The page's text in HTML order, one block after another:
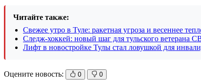
Читайте также:
Свежее утро в Туле: ракетная угроза и весеннее
Следж-хоккей: новый шаг для тульского ветерана
Лифт в новостройке Тулы стал ловушкой для
Оцените новость: 0 0